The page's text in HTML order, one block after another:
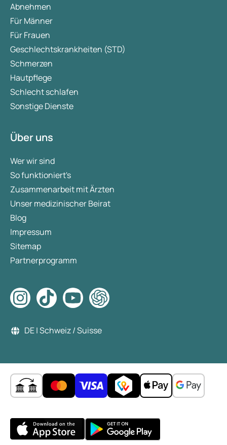
Abnehmen
Für Männer
Für Frauen
Geschlechtskrankheiten (STD)
Schmerzen
Hautpflege
Schlecht schlafen
Sonstige Dienste
Über uns
Wer wir sind
So funktioniert's
Zusammenarbeit mit Ärzten
Unser medizinischer Beirat
Blog
Impressum
Sitemap
Partnerprogramm
DE | Schweiz / Suisse